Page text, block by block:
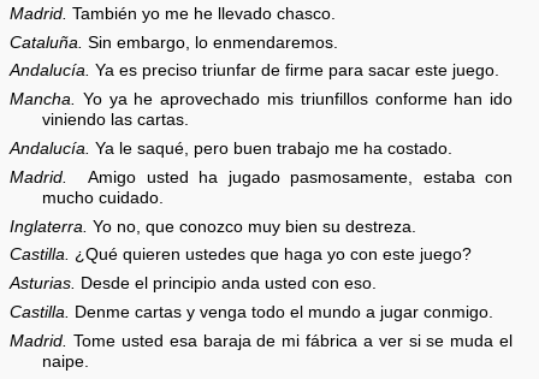
Madrid. También yo me he llevado chasco.
Cataluña. Sin embargo, lo enmendaremos.
Andalucía. Ya es preciso triunfar de firme para sacar este juego.
Mancha. Yo ya he aprovechado mis triunfillos conforme han ido
viniendo las cartas.
Andalucía. Ya le saqué, pero buen trabajo me ha costado.
Madrid.
Amigo usted ha jugado pasmosamente, estaba con
mucho cuidado.
Inglaterra. Yo no, que conozco muy bien su destreza.
Castilla. ¿Qué quieren ustedes que haga yo con este juego?
Asturias. Desde el principio anda usted con eso.
Castilla.
Denme cartas y venga todo el mundo a jugar conmigo.
Madrid. Tome usted esa baraja de mi fábrica a ver si se muda el
naipe.